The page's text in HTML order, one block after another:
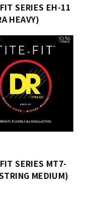
SERIES EH-11
HEAVY)
SERIES MT7-
MEDIUM)